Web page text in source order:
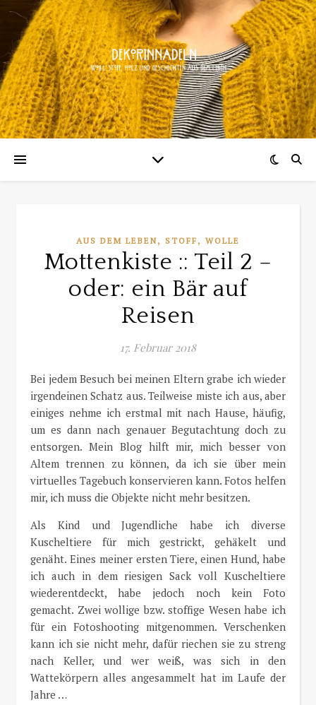
AUS DEM LEBEN, STOFF , WOLLE
Mottenkiste :: Teil 2 –
oder: ein Bär auf
Reisen
17. Februar 2018
Bei jedem Besuch bei meinen Eltern grabe ich wieder
irgendeinen Schatz aus. Teilweise miste ich aus, aber
einiges nehme ich erstmal mit nach Hause, häufig,
um es dann nach genauer Begutachtung doch zu
entsorgen. Mein Blog hilft mir, mich besser von
Altem trennen zu können, da ich sie über mein
virtuelles Tagebuch konservieren kann. Fotos helfen
mir, ich muss die Objekte nicht mehr besitzen.
Als Kind und Jugendliche habe ich diverse
Kuscheltiere für mich gestrickt, gehäkelt und
genäht. Eines meiner ersten Tiere, einen Hund, habe
ich auch in dem riesigen Sack voll Kuscheltiere
wiederentdeckt, habe jedoch noch kein Foto
gemacht. Zwei wollige bzw. stoffige Wesen habe ich
für ein Fotoshooting mitgenommen. Verschenken
kann ich sie nicht mehr, dafür riechen sie zu streng
nach Keller, und wer weiß, was sich in den
Wattekörpern alles angesammelt hat im Laufe der
Jahre …